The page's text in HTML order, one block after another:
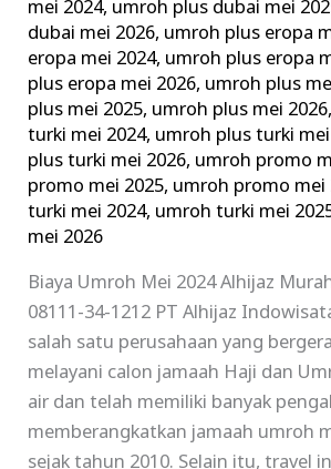
mei 2024, umroh plus dubai mei
dubai mei 2026, umroh plus eropa
eropa mei 2024, umroh plus eropa
plus eropa mei 2026, umroh plus
plus mei 2025, umroh plus mei 2026,
turki mei 2024, umroh plus turki
plus turki mei 2026, umroh promo
promo mei 2025, umroh promo mei
turki mei 2024, umroh turki mei
mei 2026
Biaya Umroh Mei 2024 Alhijaz
08111-34-1212 PT Alhijaz
salah satu perusahaan yang
melayani calon jamaah Haji dan
air dan telah memiliki banyak
memberangkatkan jamaah umroh
sejak tahun 2010. Selain itu, travel